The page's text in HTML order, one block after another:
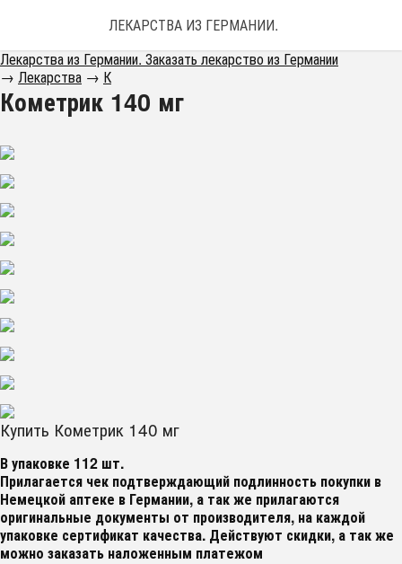
ЛЕКАРСТВА ИЗ ГЕРМАНИИ. ЗАКАЗАТЬ
Лекарства из Германии. Заказать лекарство из Германии
→ Лекарства → К
Кометрик 140 мг
Купить Кометрик 140 мг
В упаковке 112 шт.
Прилагается чек подтверждающий подлинность покупки в
Немецкой аптеке в Германии, а так же прилагаются
оригинальные документы от производителя, на каждой
упаковке сертификат качества. Действуют скидки, а так же
можно заказать наложенным платежом